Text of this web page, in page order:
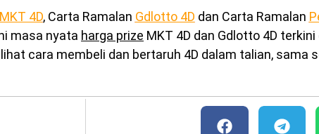
4D, Carta Ramalan Gdlotto 4D dan Carta Ramalan
masa nyata harga prize MKT 4D dan Gdlotto 4D
cara membeli dan bertaruh 4D dalam talian, sama